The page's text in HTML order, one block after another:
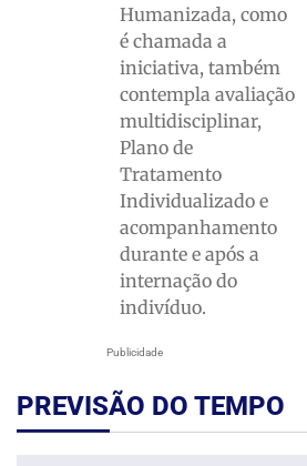
Publicidade
Humanizada, como
é chamada a
iniciativa, também
contempla avaliação
multidisciplinar,
Plano de
Tratamento
Individualizado e
acompanhamento
durante e após a
internação do
indivíduo.
PREVISÃO DO TEMPO